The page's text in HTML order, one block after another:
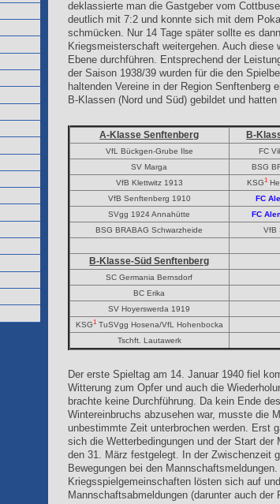
deklassierte man die Gastgeber vom
deutlich mit 7:2 und konnte sich mit dem
schmücken. Nur 14 Tage später sollte es
Kriegsmeisterschaft weitergehen. Auch diese
Ebene durchführen. Entsprechend der
der Saison 1938/39 wurden für die den
haltenden Vereine in der Region Senftenberg
B-Klassen (Nord und Süd) gebildet und
A-Klasse Senftenberg B-
VfL Bückgen-Grube Ilse
FC
SV Marga
BSG
VfB Klettwitz 1913
KSG1
VfB Senftenberg 1910
FC
SVgg 1924 Annahütte
FC
BSG BRABAG Schwarzheide
VfB
B-Klasse-Süd Senftenberg
SC Germania Bernsdorf
BC Erika
SV Hoyerswerda 1919
KSG1TuSVgg Hosena/VfL Hohenbocka
Tschft. Lautawerk
Der erste Spieltag am 14. Januar 1940 fiel
Witterung zum Opfer und auch die
brachte keine Durchführung. Da kein Ende
Wintereinbruchs abzusehen war, musste die
unbestimmte Zeit unterbrochen werden. Erst
sich die Wetterbedingungen und der Start der
den 31. März festgelegt. In der Zwischenzeit
Bewegungen bei den Mannschaftsmeldungen.
Kriegsspielgemeinschaften lösten sich auf
Mannschaftsabmeldungen (darunter auch der